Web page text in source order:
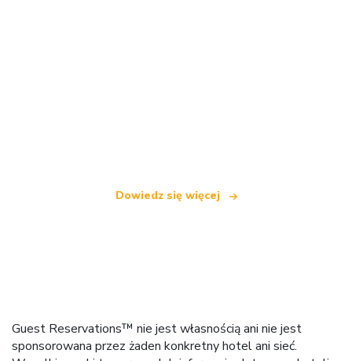
Dowiedz się więcej
Guest Reservations™ nie jest własnością ani nie jest
sponsorowana przez żaden konkretny hotel ani sieć.